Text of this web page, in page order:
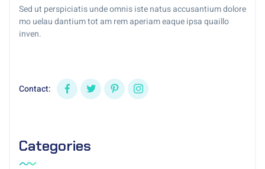
Sed ut perspiciatis unde omnis iste natus accusantium dolore
mo uelau dantium tot am rem aperiam eaque ipsa quaillo
inven.
Contact:
Categories